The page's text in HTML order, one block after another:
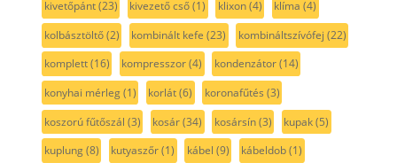
kivetőpánt(23) kivezető cső(1) klixon(4) klíma (4)
kolbásztöltő(2) kombinált kefe (23) kombináltszívófej (22)
komplett(16) kompresszor(4) kondenzátor(14)
konyhai mérleg(1) korlát(6) koronafűtés (3)
koszorú fűtőszál (3) kosár(34) kosársín(3) kupak(5)
kuplung(8) kutyaszőr(1) kábel (9) kábeldob(1)